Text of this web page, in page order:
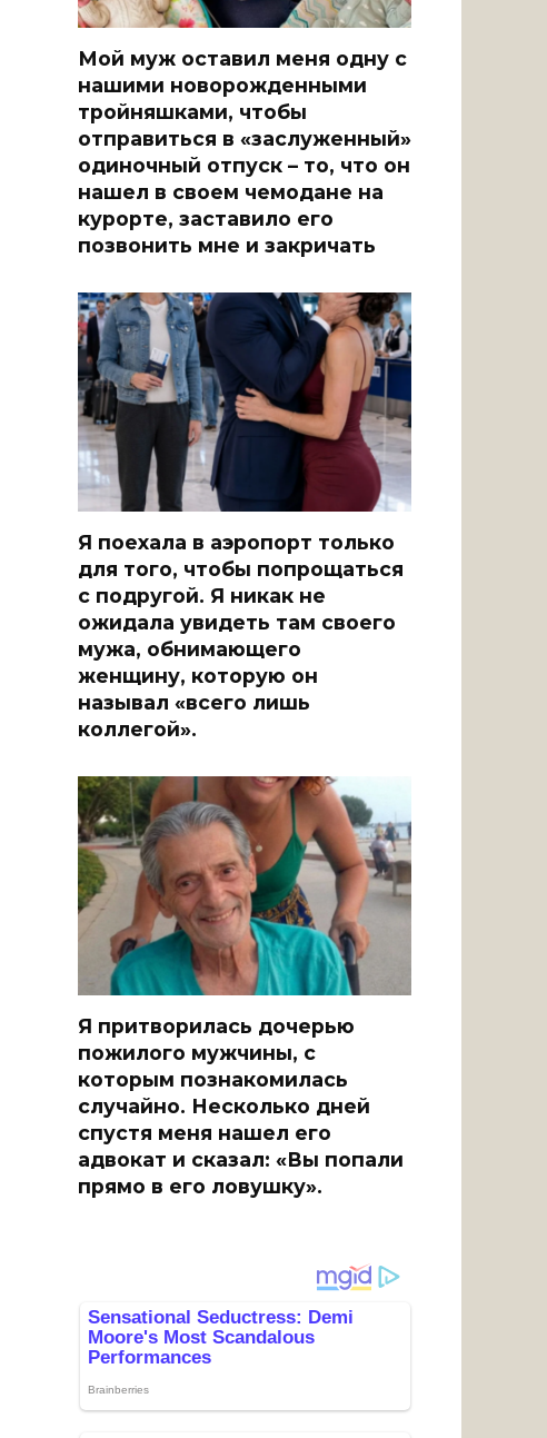
Мой муж оставил меня одну с
нашими новорожденными
тройняшками, чтобы
отправиться в «заслуженный»
одиночный отпуск – то, что он
нашел в своем чемодане на
курорте, заставило его
позвонить мне и закричать
Я поехала в аэропорт только
для того, чтобы попрощаться
с подругой. Я никак не
ожидала увидеть там своего
мужа, обнимающего
женщину, которую он
называл «всего лишь
коллегой».
Я притворилась дочерью
пожилого мужчины, с
которым познакомилась
случайно. Несколько дней
спустя меня нашел его
адвокат и сказал: «Вы попали
прямо в его ловушку».